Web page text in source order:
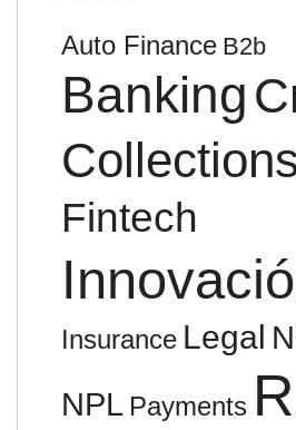
Auto Finance B2b
Banking
Fintech
Insurance Legal
NPL Payments